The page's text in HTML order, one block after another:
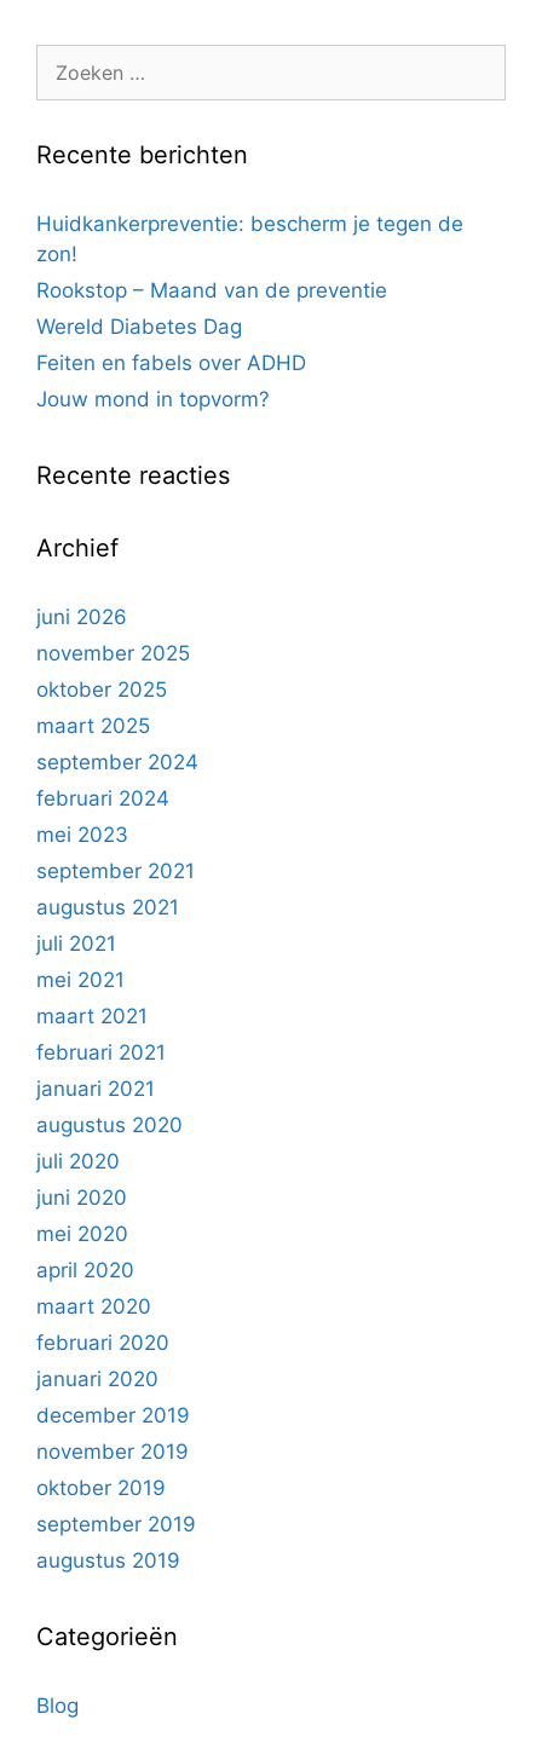
Recente berichten
Huidkankerpreventie: bescherm je tegen de
zon!
Rookstop – Maand van de preventie
Wereld Diabetes Dag
Feiten en fabels over ADHD
Jouw mond in topvorm?
Recente reacties
Archief
juni 2026
november 2025
oktober 2025
maart 2025
september 2024
februari 2024
mei 2023
september 2021
augustus 2021
juli 2021
mei 2021
maart 2021
februari 2021
januari 2021
augustus 2020
juli 2020
juni 2020
mei 2020
april 2020
maart 2020
februari 2020
januari 2020
december 2019
november 2019
oktober 2019
september 2019
augustus 2019
Categorieën
Blog